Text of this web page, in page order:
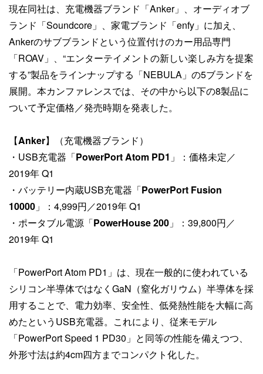
現在同社は、充電機器ブランド「Anker」、オーディオブ
ランド「Soundcore」、家電ブランド「enfy」に加え、
Ankerのサブブランドという位置付けのカー用品専門
「ROAV」、“エンターテイメントの新しい楽しみ方を提案
する”製品をラインナップする「NEBULA」の5ブランドを
展開。本カンファレンスでは、その中から以下の8製品に
ついて予定価格／発売時期を発表した。
【Anker】（充電機器ブランド）
・USB充電器「PowerPort Atom PD1 」：価格未定／
2019年 Q1
・バッテリー内蔵USB充電器「PowerPort Fusion
10000 」：4,999円／2019年 Q1
・ポータブル電源「PowerHouse 200 」：39,800円／
2019年 Q1
「PowerPort Atom PD1」は、現在一般的に使われている
シリコン半導体ではなくGaN（窒化ガリウム）半導体を採
用することで、電力効率、安全性、低発熱性能を大幅に高
めたというUSB充電器。これにより、従来モデル
「PowerPort Speed 1 PD30」と同等の性能を備えつつ、
外形寸法は約4cm四方までコンパクト化した。